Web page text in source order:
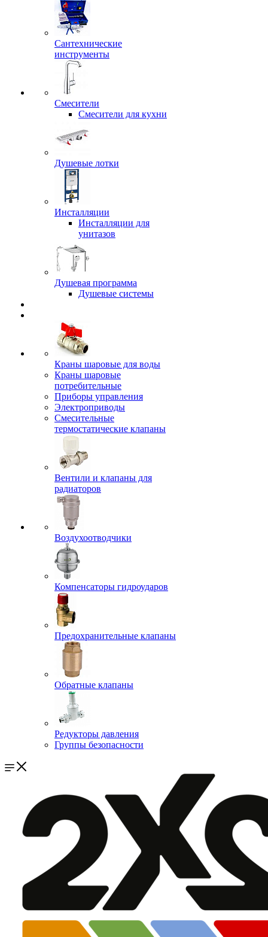
Сантехнические
инструменты
Смесители
Смесители для кухни
Душевые лотки
Инсталляции
Инсталляции для
унитазов
Душевая программа
Душевые системы
Краны шаровые для воды
Краны шаровые
потребительные
Приборы управления
Электроприводы
Смесительные
термостатические клапаны
Вентили и клапаны для
радиаторов
Воздухоотводчики
Компенсаторы гидроударов
Предохранительные клапаны
Обратные клапаны
Редукторы давления
Группы безопасности